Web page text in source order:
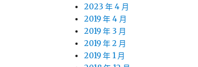
2023 年 4 月
2019 年 4 月
2019 年 3 月
2019 年 2 月
2019 年 1 月